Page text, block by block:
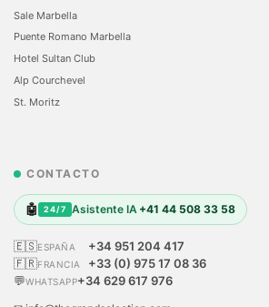
Sale Marbella
Puente Romano Marbella
Hotel Sultan Club
Alp Courchevel
St. Moritz
CONTACTO
🤖 24/7 Asistente IA +41 44 508 33 58
🇪🇸ESPAÑA
+34 951 204 417
🇫🇷FRANCIA
+33 (0) 975 17 08 36
💬WHATSAPP+34 629 617 976